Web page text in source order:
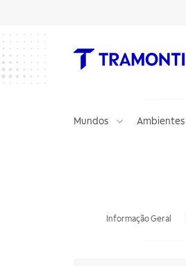
Mundos Ambientes
Informação Geral